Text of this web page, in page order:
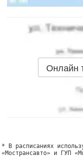
Онлайн
* В расписаниях
«Мострансавто» и ГУП